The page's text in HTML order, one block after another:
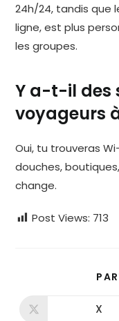
24h/24, tandis que
ligne, est plus
les groupes.
Y a-t-il des
voyageurs
Oui, tu trouveras
douches,
change.
Post Views: 713
Ouvrir
X